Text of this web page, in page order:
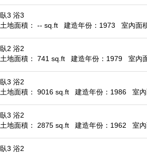
臥3 浴3
土地面積： -- sq.ft
建造年份：1973 室內面
臥2 浴2
土地面積： 741 sq.ft
建造年份：1979 室內
臥3 浴2
土地面積： 9016 sq.ft
建造年份：1986 室
臥3 浴2
土地面積： 2875 sq.ft
建造年份：1962 室
臥3 浴2